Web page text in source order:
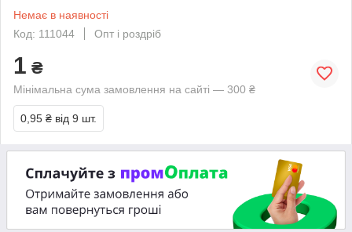
Немає в наявності
Код: 111044
Опт і роздріб
1 ₴
Мінімальна сума замовлення на сайті — 300 ₴
0,95 ₴ від 9 шт.